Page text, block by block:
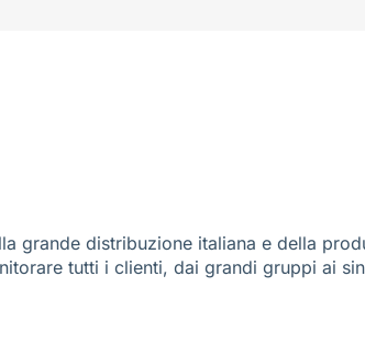
grande distribuzione italiana e della
tutti i clienti, dai grandi gruppi ai